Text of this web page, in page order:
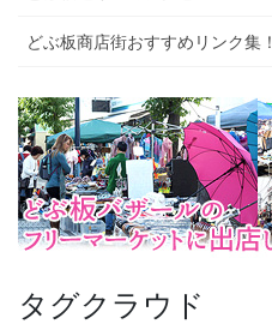
どぶ板商店街おすすめリンク集！
タグクラウド